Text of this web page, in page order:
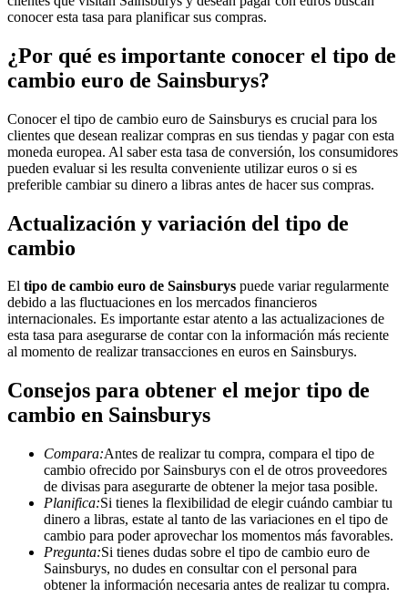
conocer esta tasa para planificar sus compras.
¿Por qué es importante conocer el tipo de
cambio euro de Sainsburys?
Conocer el tipo de cambio euro de Sainsburys es crucial para los
clientes que desean realizar compras en sus tiendas y pagar con esta
moneda europea. Al saber esta tasa de conversión, los consumidores
pueden evaluar si les resulta conveniente utilizar euros o si es
preferible cambiar su dinero a libras antes de hacer sus compras.
Actualización y variación del tipo de
cambio
El tipo de cambio euro de Sainsburys puede variar regularmente
debido a las fluctuaciones en los mercados financieros
internacionales. Es importante estar atento a las actualizaciones de
esta tasa para asegurarse de contar con la información más reciente
al momento de realizar transacciones en euros en Sainsburys.
Consejos para obtener el mejor tipo de
cambio en Sainsburys
Compara:Antes de realizar tu compra, compara el tipo de
cambio ofrecido por Sainsburys con el de otros proveedores
de divisas para asegurarte de obtener la mejor tasa posible.
Planifica:Si tienes la flexibilidad de elegir cuándo cambiar tu
dinero a libras, estate al tanto de las variaciones en el tipo de
cambio para poder aprovechar los momentos más favorables.
Pregunta:Si tienes dudas sobre el tipo de cambio euro de
Sainsburys, no dudes en consultar con el personal para
obtener la información necesaria antes de realizar tu compra.